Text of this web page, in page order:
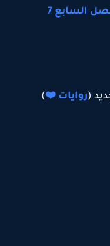
السابع 7
(روايات ❤️ )